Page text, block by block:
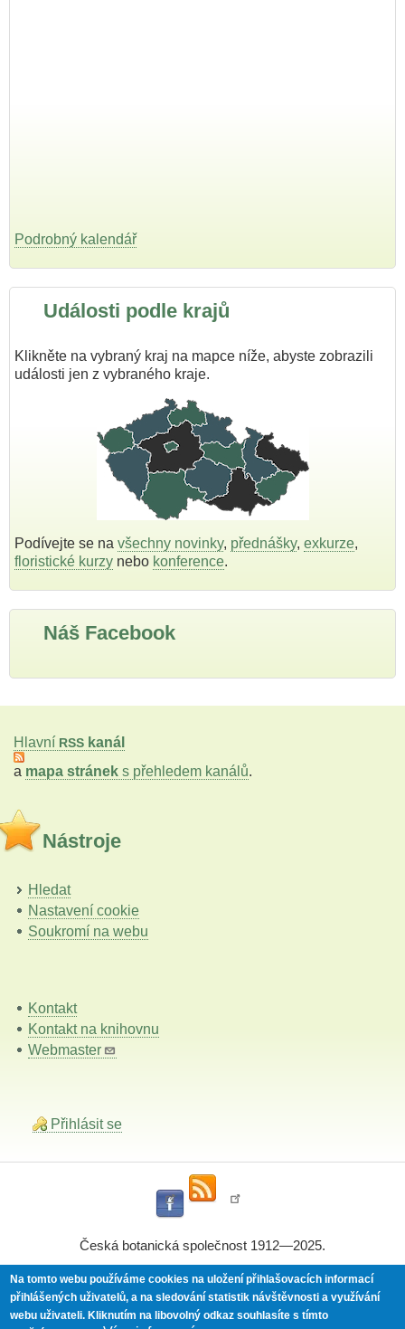
Podrobný kalendář
Události podle krajů
Klikněte na vybraný kraj na mapce níže, abyste zobrazili
události jen z vybraného kraje.
Podívejte se na všechny novinky, přednášky, exkurze,
floristické kurzy nebo konference.
Náš Facebook
Hlavní RSS kanál
a mapa stránek s přehledem kanálů.
Nástroje
Hledat
Nastavení cookie
Soukromí na webu
Kontakt
Kontakt na knihovnu
Webmaster
Přihlásit se
Česká botanická společnost 1912—2025.
Powered byDrupal
Na tomto webu používáme cookies na uložení přihlašovacích informací
přihlášených uživatelů, a na sledování statistik návštěvnosti a využívání
webu uživateli. Kliknutím na libovolný odkaz souhlasíte s tímto